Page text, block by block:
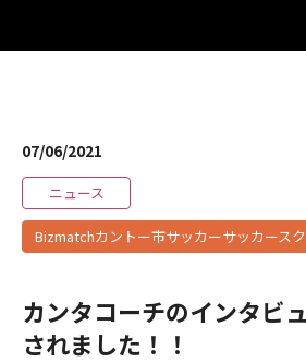
07/06/2021
ニュース
Bizmatchカントー市サッカーサッカース
カンタコーチのインタビ
されました！！